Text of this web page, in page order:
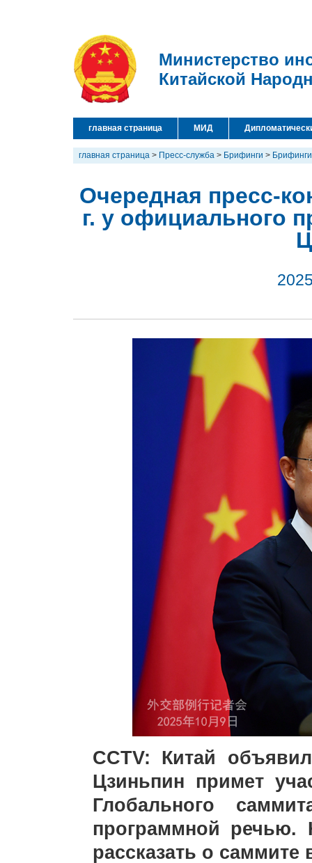
Министерство
Китайской
главная страница МИД
главная страница > Пресс-служба > Брифинги > Брифинги
Очередная пресс-
г. у официального
CCTV: Китай
Цзиньпин примет
Глобального
программной
рассказать о саммите